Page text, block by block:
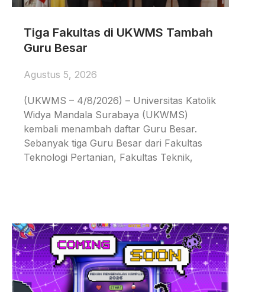
Tiga Fakultas di UKWMS Tambah
Guru Besar
Agustus 5, 2026
(UKWMS – 4/8/2026) – Universitas Katolik
Widya Mandala Surabaya (UKWMS)
kembali menambah daftar Guru Besar.
Sebanyak tiga Guru Besar dari Fakultas
Teknologi Pertanian, Fakultas Teknik,